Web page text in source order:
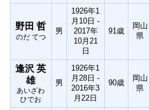
野田 哲
のだ てつ
男
1926年1
月10日 -
2017年
10月21
日
91歳
岡山
県
逢沢 英
雄
あいざわ
ひでお
男
1926年1
月28日 -
2016年3
月22日
90歳
岡山
県